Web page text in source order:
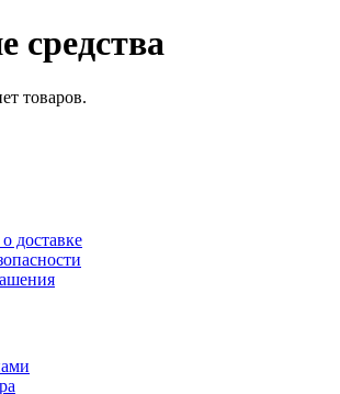
средства
товаров.
доставке